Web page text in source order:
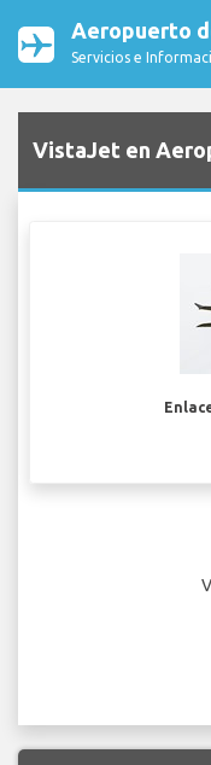
Aeropuerto
Servicios e
VistaJet en